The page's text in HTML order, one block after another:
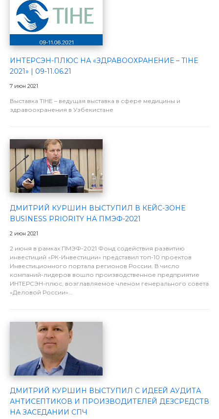
ИНТЕРСЭН-ПЛЮС НА «ЗДРАВООХРАНЕНИЕ – TIHE
2021» | 09-11.06.21
7 июн 2021
Выставка TIHE – ведущая выставка в сфере медицины и
здравоохранения в Узбекистане
ДМИТРИЙ КУРШИН ВЫСТУПИЛ В КЕЙС-ЗОНЕ
BUSINESS PRIORITY НА ПМЭФ-2021
2 июн 2021
2 июня в рамках ПМЭФ-2021 Фонд содействия развитию
инвестиций «РК-Инвестиции» представил топ-10 проектов
Инвестиционного портала регионов России. В число
компаний-лидеров вошло производственное предприятие
ИНТЕРСЭН-плюс, возглавляемое членом генерального совета
«Деловой России»...
ДМИТРИЙ КУРШИН ВЫСТУПИЛ С ИДЕЕЙ АУДИТА
АНТИСЕПТИКОВ И ПРОИЗВОДИТЕЛЕЙ ДЕЗСРЕДСТВ
НА ЗАСЕДАНИИ СПЧ